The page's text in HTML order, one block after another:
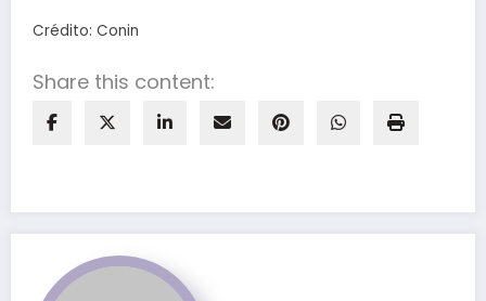
Crédito: Conin
Share this content: